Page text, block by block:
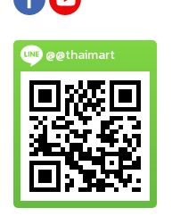
@@thaimart